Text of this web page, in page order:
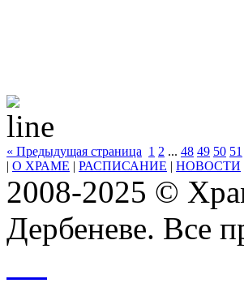
« Предыдущая страница 1 2 ... 48 49 50 51
| О ХРАМЕ | РАСПИСАНИЕ | НОВОСТИ
2008-2025 ©
Дербеневе. Все